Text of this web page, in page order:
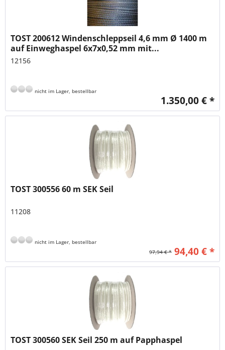
TOST 200612 Windenschleppseil 4,6 mm Ø 1400 m
auf Einweghaspel 6x7x0,52 mm mit...
12156
nicht im Lager, bestellbar
1.350,00 € *
TOST 300556 60 m SEK Seil
11208
nicht im Lager, bestellbar
97,94 € * 94,40 € *
TOST 300560 SEK Seil 250 m auf Papphaspel